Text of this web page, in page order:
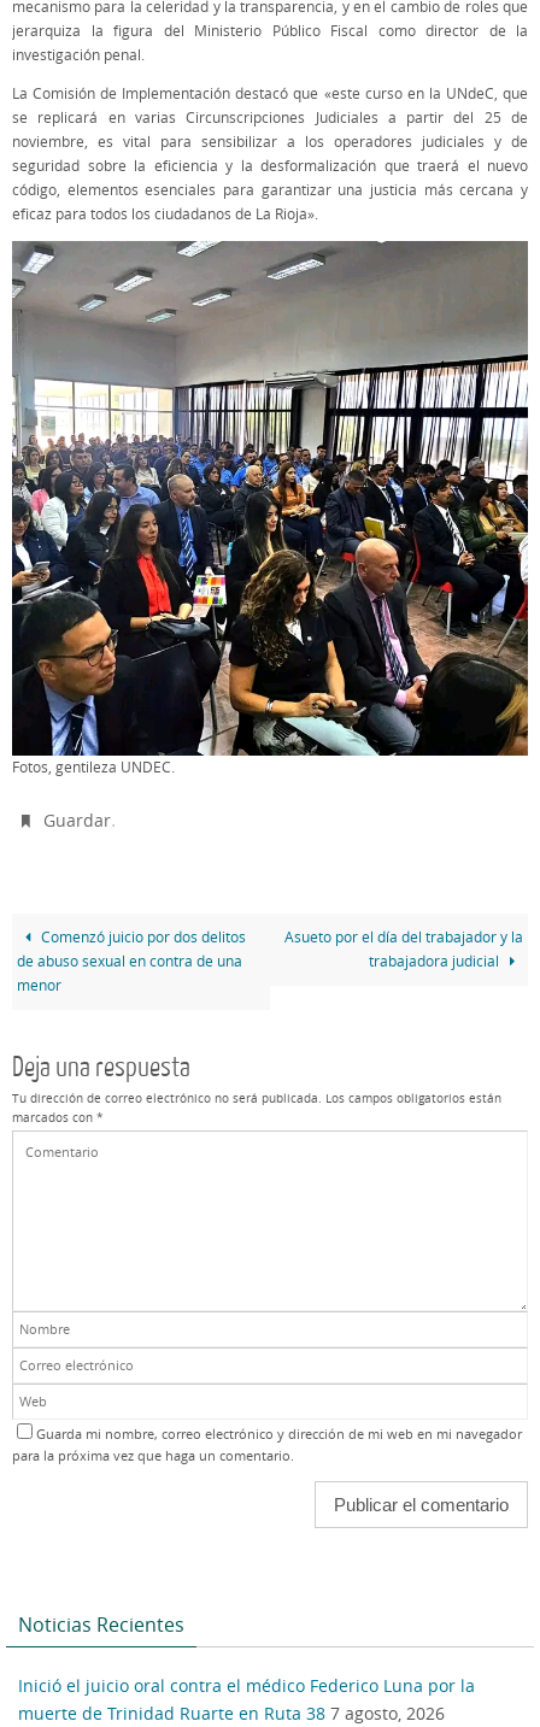
mecanismo para la celeridad y la transparencia, y en el cambio de roles que
jerarquiza la figura del Ministerio Público Fiscal como director de la
investigación penal.
La Comisión de Implementación destacó que «este curso en la UNdeC, que
se replicará en varias Circunscripciones Judiciales a partir del 25 de
noviembre, es vital para sensibilizar a los operadores judiciales y de
seguridad sobre la eficiencia y la desformalización que traerá el nuevo
código, elementos esenciales para garantizar una justicia más cercana y
eficaz para todos los ciudadanos de La Rioja».
Fotos, gentileza UNDEC.
Guardar.
Comenzó juicio por dos delitos
de abuso sexual en contra de una
menor
Asueto por el día del trabajador y la
trabajadora judicial
Deja una respuesta
Tu dirección de correo electrónico no será publicada. Los campos obligatorios están
marcados con *
Guarda mi nombre, correo electrónico y dirección de mi web en mi navegador
para la próxima vez que haga un comentario.
Noticias Recientes
Inició el juicio oral contra el médico Federico Luna por la
muerte de Trinidad Ruarte en Ruta 38 7 agosto, 2026